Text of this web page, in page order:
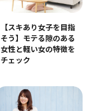
【スキあり女子を目指
そう】モテる隙のある
女性と軽い女の特徴を
チェック